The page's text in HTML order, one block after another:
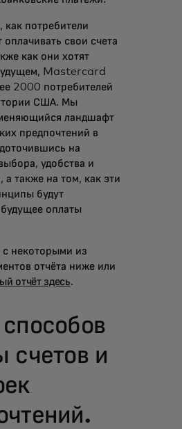
как потребители
свои счета
как они хотят
Mastercard
2000 потребителей
США. Мы
ландшафт
предпочтений в
на
удобства и
а также на том, как эти
будут
оплаты
с некоторыми из
отчёта ниже или
отчёт здесь.
счетов и